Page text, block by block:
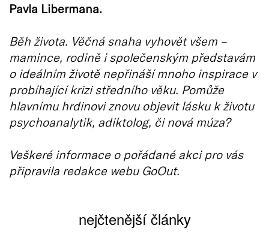
Pavla Libermana.
Běh života. Věčná snaha vyhovět všem –
mamince, rodině i společenským představám
o ideálním životě nepřináší mnoho inspirace v
probíhající krizi středního věku. Pomůže
hlavnímu hrdinovi znovu objevit lásku k životu
psychoanalytik, adiktolog, či nová múza?
Veškeré informace o pořádané akci pro vás
připravila redakce webu GoOut.
nejčtenější články